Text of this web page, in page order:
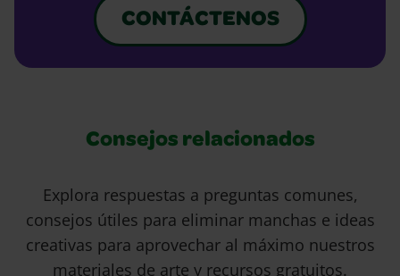
CONTÁCTENOS
Consejos relacionados
Explora respuestas a preguntas comunes,
consejos útiles para eliminar manchas e ideas
creativas para aprovechar al máximo nuestros
materiales de arte y recursos gratuitos.